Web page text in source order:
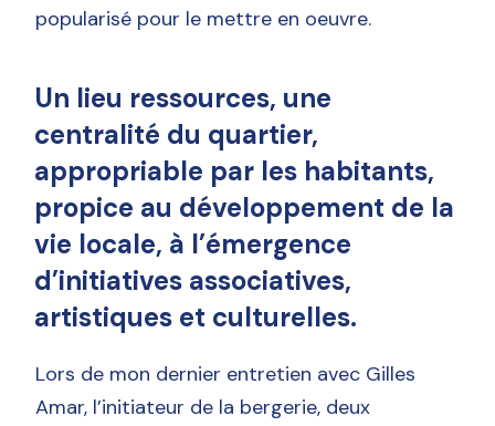
popularisé pour le mettre en oeuvre.
Un lieu ressources, une
centralité du quartier,
appropriable par les habitants,
propice au développement de la
vie locale, à l’émergence
d’initiatives associatives,
artistiques et culturelles.
Lors de mon dernier entretien avec Gilles
Amar, l’initiateur de la bergerie, deux